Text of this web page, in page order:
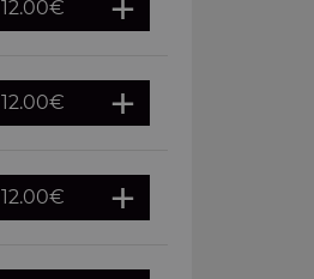
12.00€
12.00€
12.00€